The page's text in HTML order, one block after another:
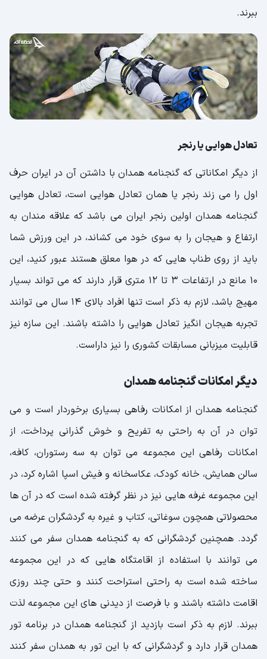
ببرند.
تعادل هوایی یا رنجر
از دیگر امکاناتی که گنجنامه همدان با داشتن آن در ایران حرف
اول را می زند رنجر یا همان تعادل هوایی است، تعادل هوایی
گنجنامه همدان اولین رنجر ایران می باشد که علاقه مندان به
ارتفاع و هیجان را به سوی خود می کشاند، در این ورزش شما
باید از روی طناب هایی که در هوا معلق هستند عبور کنید، این
10 مانع در ارتفاعات 3 تا 12 متری قرار دارند که می تواند بسیار
مهیج باشد، لازم به ذکر است تنها افراد بالای 14 سال می توانند
تجربه هیجان انگیز تعادل هوایی را داشته باشند. این سازه نیز
قابلیت میزبانی مسابقات کشوری را نیز داراست.
دیگر امکانات گنجنامه همدان
گنجنامه همدان از امکانات رفاهی بسیاری برخوردار است و می
توان در آن به راحتی به تفریح و خوش گذرانی پرداخت، از
امکانات رفاهی این مجموعه می توان به سه رستوران، کافه،
سالن همایش، خانه کودک، عکاسخانه و فیش اسپا اشاره کرد، در
این مجموعه غرفه هایی نیز در نظر گرفته شده است که در آن ها
محصولاتی همچون سوغاتی، کتاب و غیره به گردشگران عرضه می
گردد. همچنین گردشگرانی که به گنجنامه همدان سفر می کنند
می توانند با استفاده از اقامتگاه هایی که در این مجموعه
ساخته شده است به راحتی استراحت کنند و حتی چند روزی
اقامت داشته باشند و با فرصت از دیدنی های این مجموعه لذت
ببرند. لازم به ذکر است بازدید از گنجنامه همدان در برنامه تور
همدان قرار دارد و گردشگرانی که با این تور به همدان سفر کنند